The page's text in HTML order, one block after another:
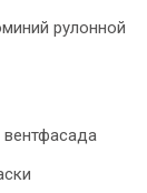
рулонной